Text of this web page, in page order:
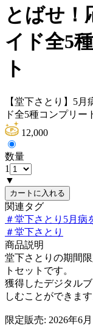
とばせ！
イド全5
ト
【堂下さとり】5
ド全5種コンプリー
12,000
数量
1
▼
カートに入れる
関連タグ
＃堂下さとり5月病
＃堂下さとり
商品説明
堂下さとりの期間
トセットです。
獲得したデジタル
しむことができます
限定販売: 2026年6